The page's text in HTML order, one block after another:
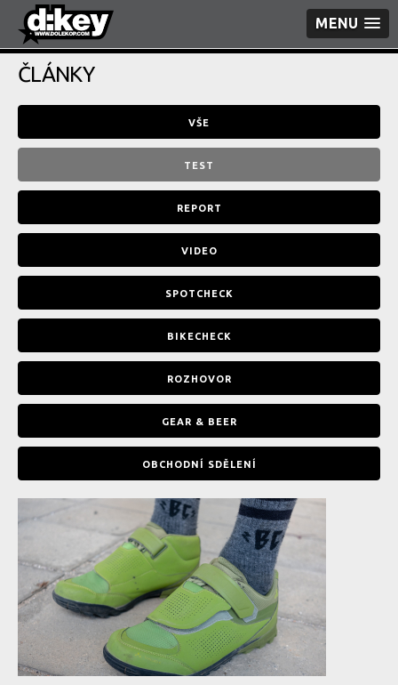
MENU
ČLÁNKY
VŠE
TEST
REPORT
VIDEO
SPOTCHECK
BIKECHECK
ROZHOVOR
GEAR & BEER
OBCHODNÍ SDĚLENÍ